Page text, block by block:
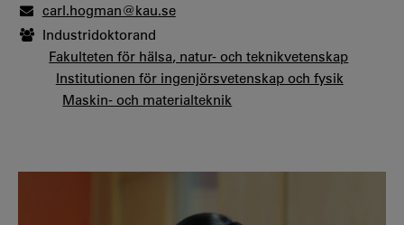
carl.hogman@kau.se
Industridoktorand
Fakulteten för hälsa, natur- och teknikvetenskap
Institutionen för ingenjörsvetenskap och fysik
Maskin- och materialteknik